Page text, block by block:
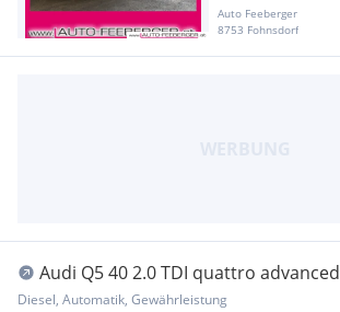
Auto Feeberger
8753 Fohnsdorf
Audi Q5 40 2.0 TDI quattro advanced
ASSIST+LED+LEDER
Diesel, Automatik, Gewährleistung